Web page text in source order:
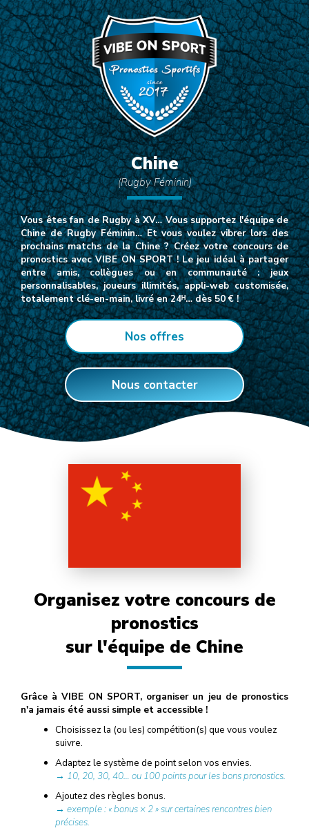
Chine
(Rugby Féminin)
Vous êtes fan de Rugby à XV… Vous supportez l'équipe de
Chine de Rugby Féminin… Et vous voulez vibrer lors des
prochains matchs de la Chine ? Créez votre concours de
pronostics avec VIBE ON SPORT ! Le jeu idéal à partager
entre amis, collègues ou en communauté : jeux
personnalisables, joueurs illimités, appli-web customisée,
totalement clé-en-main, livré en 24ᴴ… dès 50 € !
Nos offres
Nous contacter
Organisez votre concours de
pronostics
sur l'équipe de Chine
Grâce à VIBE ON SPORT, organiser un jeu de pronostics
n'a jamais été aussi simple et accessible !
Choisissez la (ou les) compétition(s) que vous voulez
suivre.
Adaptez le système de point selon vos envies.
→ 10, 20, 30, 40… ou 100 points pour les bons pronostics.
Ajoutez des règles bonus.
→ exemple : « bonus × 2 » sur certaines rencontres bien
précises.